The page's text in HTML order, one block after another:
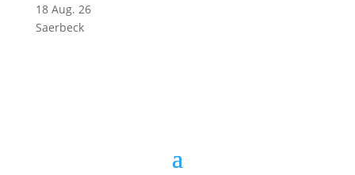
18 Aug. 26
Saerbeck